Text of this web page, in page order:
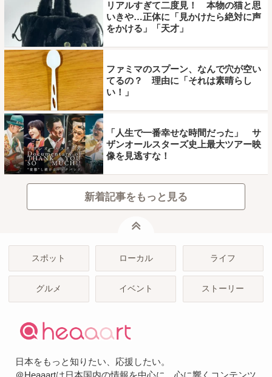
リアルすぎて二度見！ 本物の猫と思
いきや…正体に「見かけたら絶対に声
をかける」「天才」
ファミマのスプーン、なんで穴が空い
てるの？ 理由に「それは素晴らし
い！」
「人生で一番幸せな時間だった」 サ
ザンオールスターズ史上最大ツアー映
像を見逃すな！
新着記事をもっと見る
スポット ローカル ライフ
グルメ イベント ストーリー
日本をもっと知りたい、応援したい。